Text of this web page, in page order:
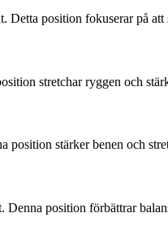
Detta position fokuserar på
stretchar ryggen och
position stärker benen och
Denna position förbättrar